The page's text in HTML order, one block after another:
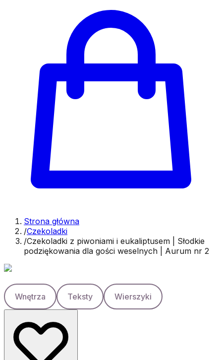
Strona główna
/Czekoladki
/Czekoladki z piwoniami i eukaliptusem | Słodkie
podziękowania dla gości weselnych | Aurum nr 2
Wnętrza Teksty Wierszyki